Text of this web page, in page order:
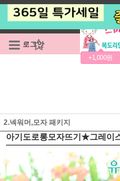
로그인 회원가입
+1,000원
2.넥워머,모자 패키지
아기도로롱모자뜨기★그레이